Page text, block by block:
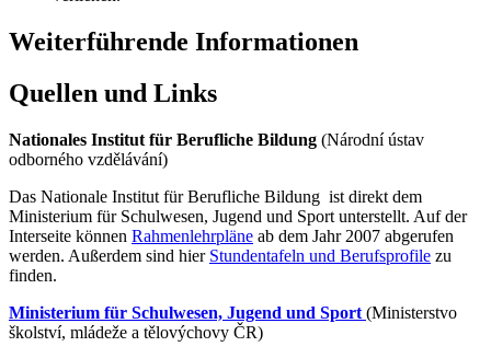
Weiterführende Informationen
Quellen und Links
Nationales Institut für Berufliche Bildung (Národní ústav
odborného vzdělávání)
Das Nationale Institut für Berufliche Bildung ist direkt dem
Ministerium für Schulwesen, Jugend und Sport unterstellt. Auf der
Interseite können Rahmenlehrpläne ab dem Jahr 2007 abgerufen
werden. Außerdem sind hier Stundentafeln und Berufsprofile zu
finden.
Ministerium für Schulwesen, Jugend und Sport (Ministerstvo
školství, mládeže a tělovýchovy ČR)